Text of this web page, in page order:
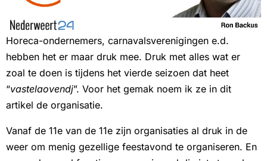
Horeca-ondernemers, carnavalsverenigingen e.d.
hebben het er maar druk mee. Druk met alles wat er
zoal te doen is tijdens het vierde seizoen dat heet
“vastelaovendj”. Voor het gemak noem ik ze in dit
artikel de organisatie.
Vanaf de 11e van de 11e zijn organisaties al druk in de
weer om menig gezellige feestavond te organiseren. En